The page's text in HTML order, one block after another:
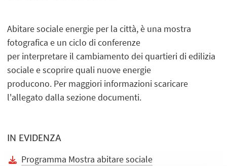
Abitare sociale energie per la città, è una mostra
fotografica e un ciclo di conferenze
per interpretare il cambiamento dei quartieri di edilizia
sociale e scoprire quali nuove energie
producono. Per maggiori informazioni scaricare
l'allegato dalla sezione documenti.
IN EVIDENZA
Programma Mostra abitare sociale